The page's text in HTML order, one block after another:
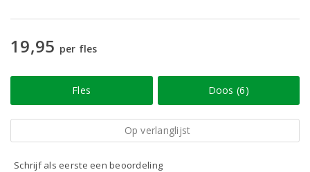
19,95 per fles
Fles Doos (6)
Op verlanglijst
Schrijf als eerste een beoordeling